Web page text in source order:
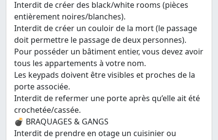
Interdit de créer des black/white rooms (pièces
entièrement noires/blanches).
Interdit de créer un couloir de la mort (le passage
doit permettre le passage de deux personnes).
Pour posséder un bâtiment entier, vous devez avoir
tous les appartements à votre nom.
Les keypads doivent être visibles et proches de la
porte associée.
Interdit de refermer une porte après qu’elle ait été
crochetée/cassée.
💣 BRAQUAGES & GANGS
Interdit de prendre en otage un cuisinier ou